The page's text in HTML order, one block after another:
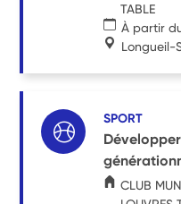
TABLE
À partir
Longueil-
SPORT
CLUB